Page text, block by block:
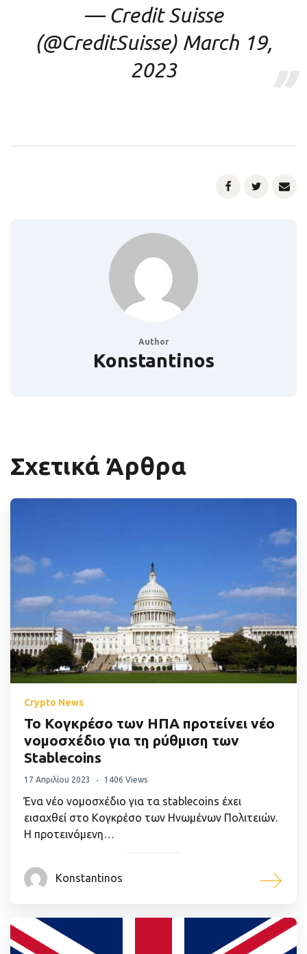
— Credit Suisse
(@CreditSuisse) March 19,
2023
Author
Konstantinos
Σχετικά Άρθρα
Crypto News
Το Κογκρέσο των ΗΠΑ προτείνει νέο
νομοσχέδιο για τη ρύθμιση των
Stablecoins
17 Απριλίου 2023 1406 Views
Ένα νέο νομοσχέδιο για τα stablecoins έχει
εισαχθεί στο Κογκρέσο των Ηνωμένων Πολιτειών.
Η προτεινόμενη…
Konstantinos